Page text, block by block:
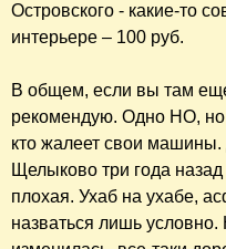
Островского - какие-то
интерьере – 100 руб.
В общем, если вы там
рекомендую. Одно НО, но
кто жалеет свои
Щелыково три года
плохая. Ухаб на ухабе,
назваться лишь